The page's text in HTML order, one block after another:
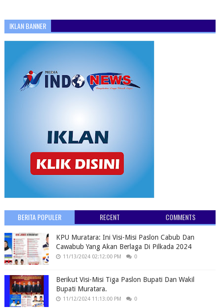
IKLAN BANNER
BERITA POPULER RECENT COMMENTS
KPU Muratara: Ini Visi-Misi Paslon Cabub Dan
Cawabub Yang Akan Berlaga Di Pilkada 2024
11/13/2024 02:12:00 PM 0
Berikut Visi-Misi Tiga Paslon Bupati Dan Wakil
Bupati Muratara.
11/12/2024 11:13:00 PM 0